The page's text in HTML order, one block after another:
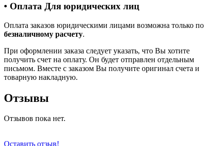
• Оплата Для юридических лиц
Оплата заказов юридическими лицами возможна только по
безналичному расчету.
При оформлении заказа следует указать, что Вы хотите
получить счет на оплату. Он будет отправлен отдельным
письмом. Вместе с заказом Вы получите оригинал счета и
товарную накладную.
Отзывы
Отзывов пока нет.
Оставить отзыв!